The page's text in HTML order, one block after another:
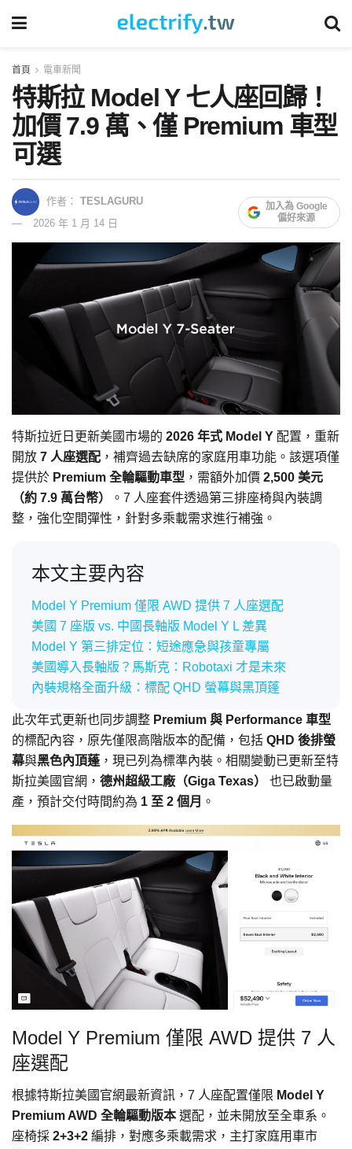
首頁 電車新聞
特斯拉 Model Y 七人座回歸！
加價 7.9 萬、僅 Premium 車型
可選
作者： TESLAGURU
2026 年 1 月 14 日
加入為 Google
偏好來源
特斯拉近日更新美國市場的 2026 年式 Model Y 配置，重新
開放 7 人座選配 ，補齊過去缺席的家庭用車功能。該選項僅
提供於 Premium 全輪驅動車型 ，需額外加價 2,500 美元
（約 7.9 萬台幣）
。7 人座套件透過第三排座椅與內裝調
整，強化空間彈性，針對多乘載需求進行補強。
本文主要內容
Model Y Premium 僅限 AWD 提供 7 人座選配
美國 7 座版 vs. 中國長軸版 Model Y L 差異
Model Y 第三排定位：短途應急與孩童專屬
美國導入長軸版？馬斯克：Robotaxi 才是未來
內裝規格全面升級：標配 QHD 螢幕與黑頂蓬
此次年式更新也同步調整 Premium 與 Performance 車型
的標配內容，原先僅限高階版本的配備，包括 QHD 後排螢
幕與黑色內頂蓬 ，現已列為標準內裝。相關變動已更新至特
斯拉美國官網， 德州超級工廠（Giga Texas）
也已啟動量
產，預計交付時間約為 1 至 2 個月 。
Model Y Premium 僅限 AWD 提供 7 人
座選配
根據特斯拉美國官網最新資訊，7 人座配置僅限 Model Y
Premium AWD 全輪驅動版本 選配，並未開放至全車系。
座椅採 2+3+2 編排，對應多乘載需求，主打家庭用車市